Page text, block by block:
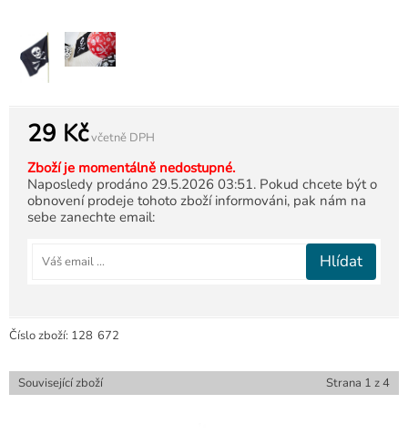
29 Kčvčetně DPH
Zboží je momentálně nedostupné.
Naposledy prodáno 29.5.2026 03:51. Pokud chcete být o
obnovení prodeje tohoto zboží informováni, pak nám na
sebe zanechte email:
Hlídat
Číslo zboží: 128 672
Související zboží Strana 1 z4